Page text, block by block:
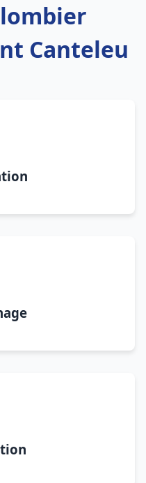
Canteleu